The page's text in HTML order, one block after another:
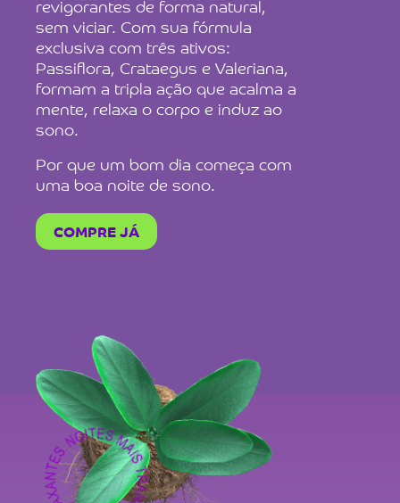
revigorantes de forma natural,
sem viciar. Com sua fórmula
exclusiva com três ativos:
Passiflora, Crataegus e Valeriana,
formam a tripla ação que acalma a
mente, relaxa o corpo e induz ao
sono.
Por que um bom dia começa com
uma boa noite de sono.
COMPRE JÁ